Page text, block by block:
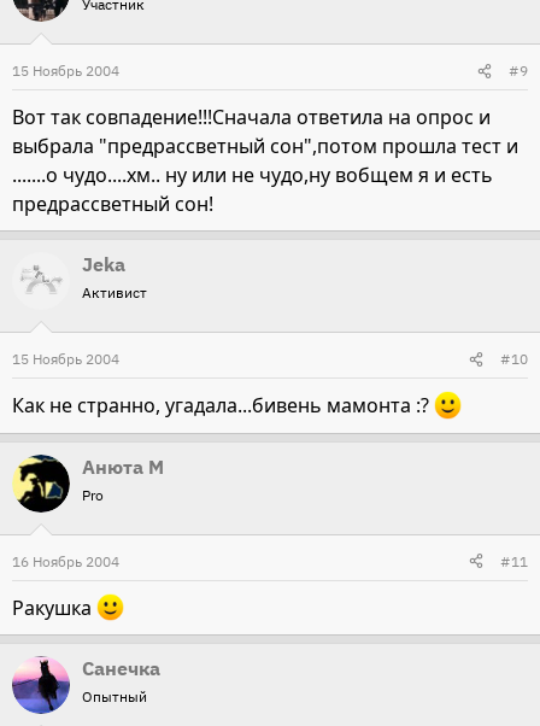
Участник
15 Ноябрь 2004 #9
Вот так совпадение!!!Сначала ответила на опрос и
выбрала "предрассветный сон",потом прошла тест и
.......о чудо....хм.. ну или не чудо,ну вобщем я и есть
предрассветный сон!
Jeka
Активист
15 Ноябрь 2004 #10
Как не странно, угадала...бивень мамонта :?
Анюта М
Pro
16 Ноябрь 2004 #11
Ракушка
Санечка
Опытный